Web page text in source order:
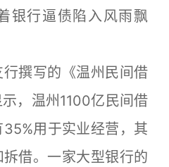
银行逼债陷入风雨飘
撰写的《温州民间借
，温州1100亿民间借
用于实业经营，其
借。一家大型银行的